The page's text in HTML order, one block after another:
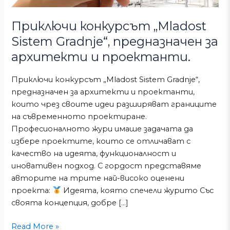
Приключи конкурсът „Mladost
Sistem Gradnje“, предназначен за
архитекти и проектанти.
Приключи конкурсът „Mladost Sistem Gradnje“,
предназначен за архитекти и проектанти,
които чрез своите идеи разширяват границите
на съвременното проектиране.
Професионалното жури имаше задачата да
избере проектите, които се отличават с
качество на идеята, функционалност и
иновативен подход. С гордост представяме
авторите на трите най-високо оценени
проекта:
Идеята, която спечели журито Със
своята концепция, добре […]
Read More »